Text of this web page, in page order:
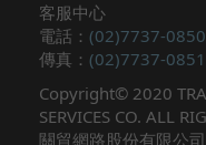
客服中心
電話： (02)7737-0850
傳真： (02)7737-0851​
Copyright© 2020
SERVICES CO. ALL
關貿網路股份有限公